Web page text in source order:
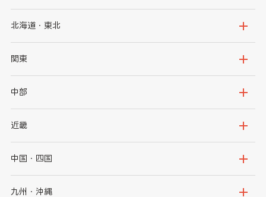
北海道・東北
北海道
岩手県
秋田県
関東
茨城県
群馬県
千葉県
神奈川県
中部
新潟県
石川県
山梨県
近畿
大阪府
京都府
中国・四国
鳥取県
九州・沖縄